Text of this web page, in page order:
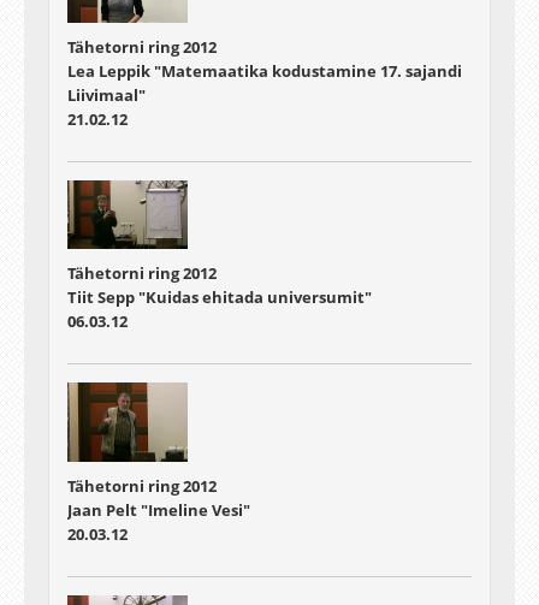
Tähetorni ring 2012
Lea Leppik "Matemaatika kodustamine 17. sajandi
Liivimaal"
21.02.12
Tähetorni ring 2012
Tiit Sepp "Kuidas ehitada universumit"
06.03.12
Tähetorni ring 2012
Jaan Pelt "Imeline Vesi"
20.03.12